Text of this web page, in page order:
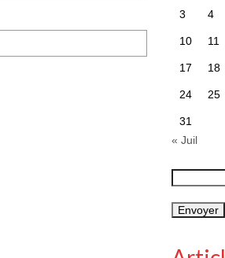
3 4
10 11
17 18
24 25
31
« Juil